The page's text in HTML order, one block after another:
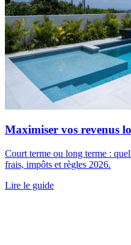
Maximiser vos revenus
Court terme ou long terme :
frais, impôts et règles 2026.
Lire le guide